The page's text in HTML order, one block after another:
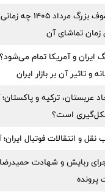
کسوف بزرگ
زمان تماشای آن
و تاثیر آن بر بازار ایران
عربستان، ترکیه و
است؟
نقل‌ و انتقالات فوتبال
ربایش و شهادت
پرونده